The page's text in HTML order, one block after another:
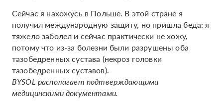
Сейчас я нахожусь в Польше. В этой стране я
получил международную защиту, но пришла беда: я
тяжело заболел и сейчас практически не хожу,
потому что из-за болезни были разрушены оба
тазобедренных сустава (некроз головки
тазобедренных суставов).
BYSOL располагает подтверждающими
медицинскими документами.